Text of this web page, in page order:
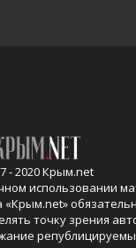
- 2020 Крым.net
использовании
«Крым.net»
точку зрения